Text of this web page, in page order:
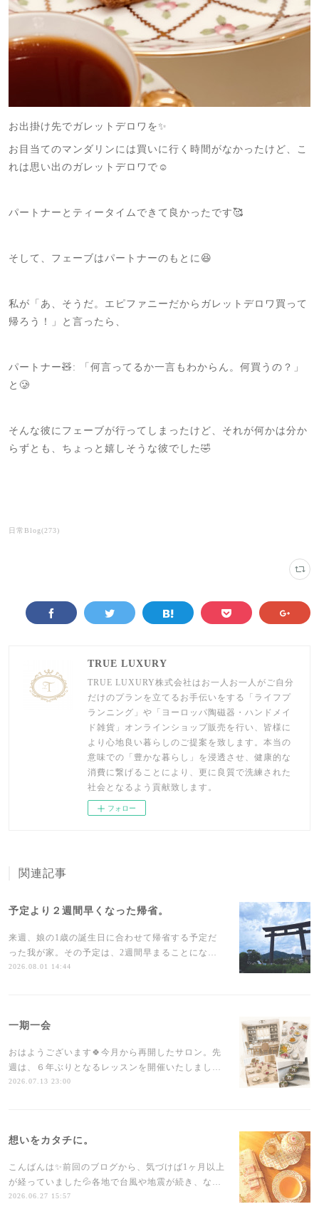
お出掛け先でガレットデロワを✨
お目当てのマンダリンには買いに行く時間がなかったけど、こ
れは思い出のガレットデロワで☺️
パートナーとティータイムできて良かったです🥰
そして、フェーブはパートナーのもとに😆
私が「あ、そうだ。エピファニーだからガレットデロワ買って
帰ろう！」と言ったら、
パートナー🧸: 「何言ってるか一言もわからん。何買うの？」
と🥲
そんな彼にフェーブが行ってしまったけど、それが何かは分か
らずとも、ちょっと嬉しそうな彼でした🤣
日常Blog(273)
TRUE LUXURY
TRUE LUXURY株式会社はお一人お一人がご自分
だけのプランを立てるお手伝いをする「ライフプ
ランニング」や「ヨーロッパ陶磁器・ハンドメイ
ド雑貨」オンラインショップ販売を行い、皆様に
より心地良い暮らしのご提案を致します。本当の
意味での「豊かな暮らし」を浸透させ、健康的な
消費に繋げることにより、更に良質で洗練された
社会となるよう貢献致します。
フォロー
関連記事
予定より２週間早くなった帰省。
来週、娘の1歳の誕生日に合わせて帰省する予定だ
った我が家。その予定は、2週間早まることにな…
2026.08.01 14:44
一期一会
おはようございます🍀今月から再開したサロン。先
週は、６年ぶりとなるレッスンを開催いたしまし…
2026.07.13 23:00
想いをカタチに。
こんばんは✨前回のブログから、気づけば1ヶ月以上
が経っていました💦各地で台風や地震が続き、な…
2026.06.27 15:57